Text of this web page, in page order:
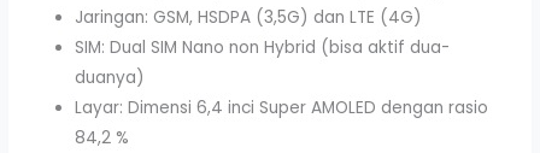
Jaringan: GSM, HSDPA (3,5G) dan LTE (4G)
SIM: Dual SIM Nano non Hybrid (bisa aktif dua-
duanya)
Layar: Dimensi 6,4 inci Super AMOLED dengan rasio
84,2 %